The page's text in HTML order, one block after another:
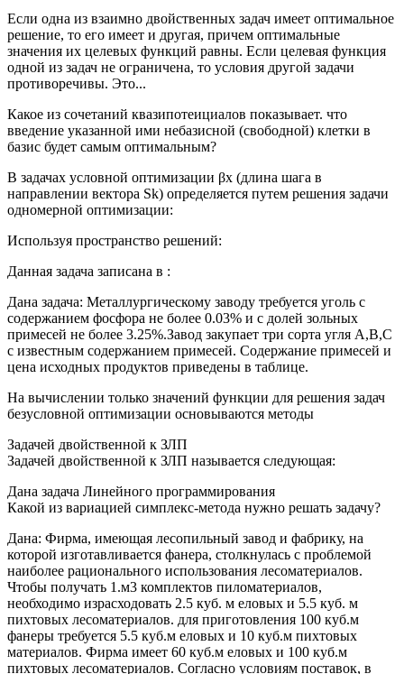
Если одна из взаимно двойственных задач имеет оптимальное
решение, то его имеет и другая, причем оптимальные
значения их целевых функций равны. Если целевая функция
одной из задач не ограничена, то условия другой задачи
противоречивы. Это...
Какое из сочетаний квазипотеициалов показывает. что
введение указанной ими небазисной (свободной) клетки в
базис будет самым оптимальным?
В задачах условной оптимизации βх (длина шага в
направлении вектора Sk) определяется путем решения задачи
одномерной оптимизации:
Используя пространство решений:
Данная задача записана в :
Дана задача: Металлургическому заводу требуется уголь с
содержанием фосфора не более 0.03% и с долей зольных
примесей не более 3.25%.Завод закупает три сорта угля A,B,С
с известным содержанием примесей. Содержание примесей и
цена исходных продуктов приведены в таблице.
На вычислении только значений функции для решения задач
безусловной оптимизации основываются методы
Задачей двойственной к ЗЛП
Задачей двойственной к ЗЛП называется следующая:
Дана задача Линейного программирования
Какой из вариацией симплекс-метода нужно решать задачу?
Дана: Фирма, имеющая лесопильный завод и фабрику, на
которой изготавливается фанера, столкнулась с проблемой
наиболее рационального использования лесоматериалов.
Чтобы получать 1.м3 комплектов пиломатериалов,
необходимо израсходовать 2.5 куб. м еловых и 5.5 куб. м
пихтовых лесоматериалов. для приготовления 100 куб.м
фанеры требуется 5.5 куб.м еловых и 10 куб.м пихтовых
материалов. Фирма имеет 60 куб.м еловых и 100 куб.м
пихтовых лесоматериалов. Согласно условиям поставок, в